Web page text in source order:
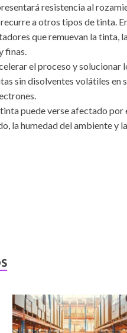
resistencia al
a otros tipos de tinta.
que remuevan la tinta,
finas.
el proceso y solucionar
sin disolventes volátiles en
puede verse afectado
la humedad del ambiente y